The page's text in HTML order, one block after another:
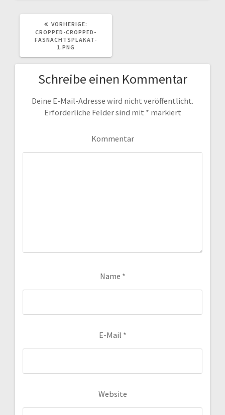
VORHERIGE:
BEITRAG:
CROPPED-CROPPED-
FASNACHTSPLAKAT-
1.PNG
Schreibe einen Kommentar
Deine E-Mail-Adresse wird nicht veröffentlicht.
Erforderliche Felder sind mit * markiert
Kommentar
Name *
E-Mail *
Website